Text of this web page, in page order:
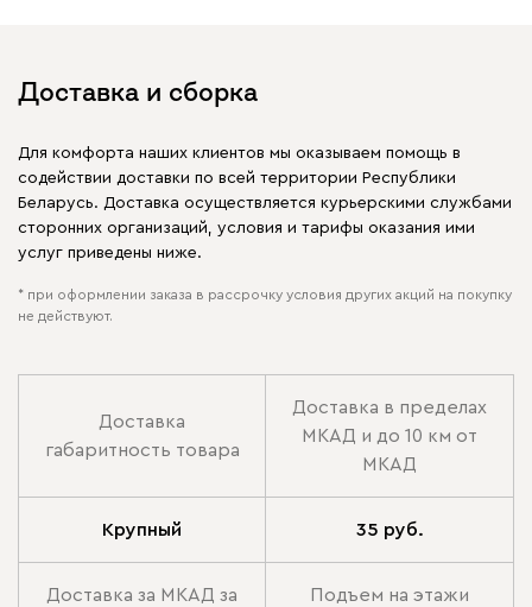
Доставка и сборка
Для комфорта наших клиентов мы оказываем помощь в
содействии доставки по всей территории Республики
Беларусь. Доставка осуществляется курьерскими службами
сторонних организаций, условия и тарифы оказания ими
услуг приведены ниже.
* при оформлении заказа в рассрочку условия других акций на покупку
не действуют.
Доставка
габаритность товара
Доставка в пределах
МКАД и до 10 км от
МКАД
Крупный 35 руб.
Доставка за МКАД за
Подъем на этажи